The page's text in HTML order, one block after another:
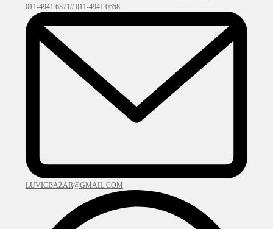
011-4941.6371// 011-4941.0658
LUVICBAZAR@GMAIL.COM